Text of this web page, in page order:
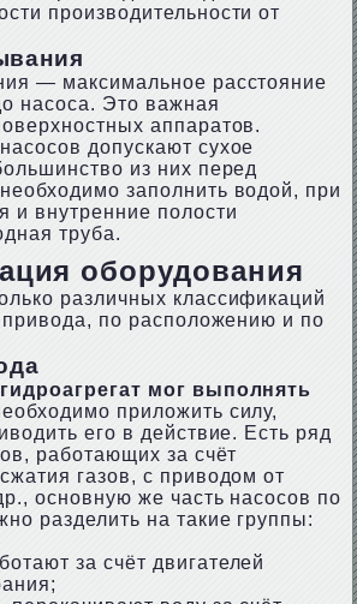
производительности от
— максимальное расстояние
насоса. Это важная
аппаратов.
допускают сухое
из них перед
заполнить водой, при
и внутренние полости
труба.
оборудования
различных классификаций
привода, по расположению и по
мог выполнять
приложить силу,
его в действие. Есть ряд
работающих за счёт
газов, с приводом от
основную же часть насосов по
разделить на такие группы:
за счёт двигателей